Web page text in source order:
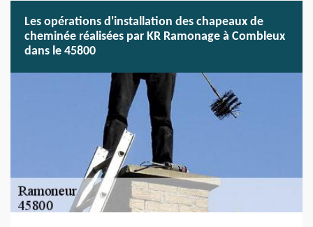
Les opérations d'installation des chapeaux de
cheminée réalisées par KR Ramonage à Combleux
dans le 45800